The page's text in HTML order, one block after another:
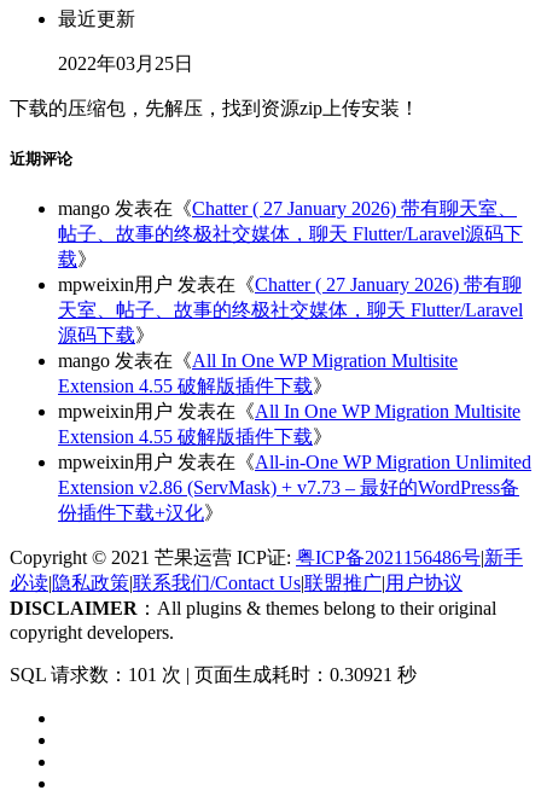
最近更新
2022年03月25日
下载的压缩包，先解压，找到资源zip上传安装！
近期评论
mango 发表在《Chatter ( 27 January 2026) 带有聊天室、
帖子、故事的终极社交媒体，聊天 Flutter/Laravel源码下
载》
mpweixin用户 发表在《Chatter ( 27 January 2026) 带有聊
天室、帖子、故事的终极社交媒体，聊天 Flutter/Laravel
源码下载》
mango 发表在《All In One WP Migration Multisite
Extension 4.55 破解版插件下载》
mpweixin用户 发表在《All In One WP Migration Multisite
Extension 4.55 破解版插件下载》
mpweixin用户 发表在《All-in-One WP Migration Unlimited
Extension v2.86 (ServMask) + v7.73 – 最好的WordPress备
份插件下载+汉化》
Copyright © 2021 芒果运营 ICP证: 粤ICP备2021156486号|新手
必读|隐私政策|联系我们/Contact Us|联盟推广|用户协议
DISCLAIMER ：All plugins & themes belong to their original
copyright developers.
SQL 请求数：101 次 | 页面生成耗时：0.30921 秒